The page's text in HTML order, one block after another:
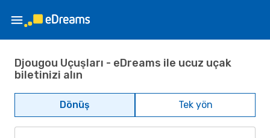
Djougou Uçuşları - eDreams ile ucuz uçak
biletinizi alın
Dönüş Tek yön